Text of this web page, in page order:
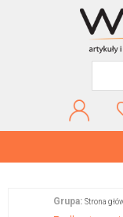
Grupa: Strona